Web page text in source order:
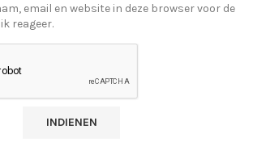
email en website in deze browser voor de
reageer.